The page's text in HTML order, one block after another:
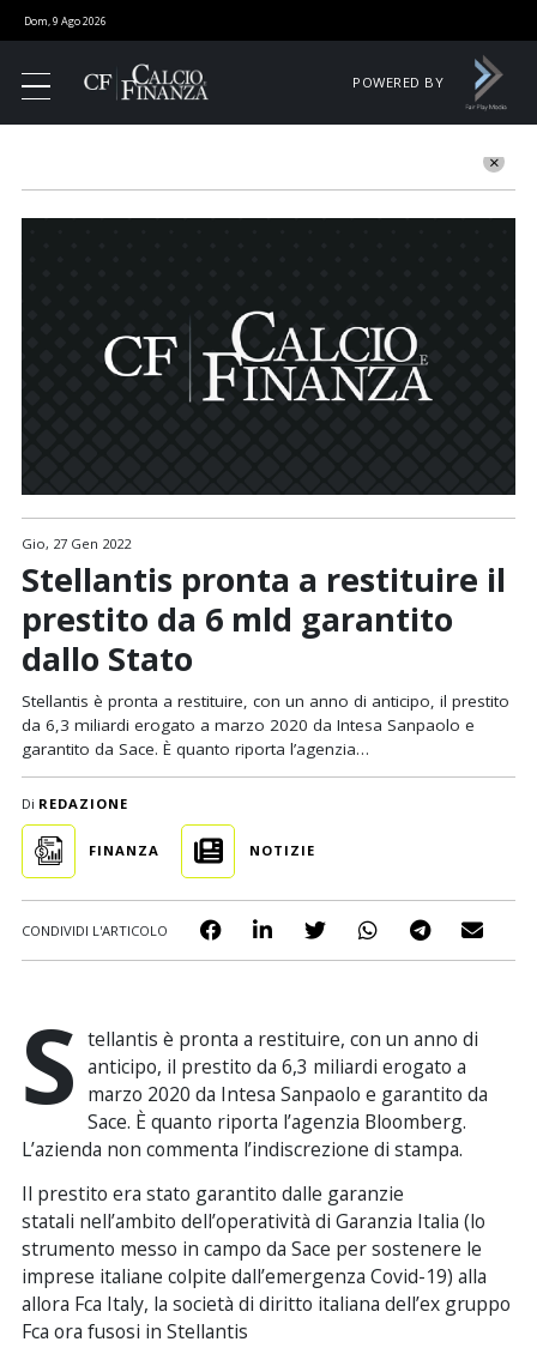
Dom, 9 Ago 2026
POWERED BY
Gio, 27 Gen 2022
Stellantis pronta a restituire il
prestito da 6 mld garantito
dallo Stato
Stellantis è pronta a restituire, con un anno di anticipo, il prestito
da 6,3 miliardi erogato a marzo 2020 da Intesa Sanpaolo e
garantito da Sace. È quanto riporta l’agenzia…
Di REDAZIONE
FINANZA NOTIZIE
CONDIVIDI L'ARTICOLO
S tellantis è pronta a restituire, con un anno di
anticipo, il prestito da 6,3 miliardi erogato a
marzo 2020 da Intesa Sanpaolo e garantito da
Sace. È quanto riporta l’agenzia Bloomberg.
L’azienda non commenta l’indiscrezione di stampa.
Il prestito era stato garantito dalle garanzie
statali nell’ambito dell’operatività di Garanzia Italia (lo
strumento messo in campo da Sace per sostenere le
imprese italiane colpite dall’emergenza Covid-19) alla
allora Fca Italy, la società di diritto italiana dell’ex gruppo
Fca ora fusosi in Stellantis